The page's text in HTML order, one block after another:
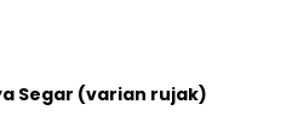
Segar (varian rujak)